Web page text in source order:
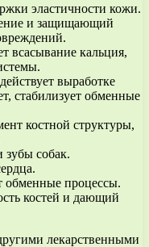
эластичности кожи.
и защищающий
всасывание кальция,
выработке
стабилизует обменные
костной структуры,
собак.
обменные процессы.
костей и дающий
лекарственными